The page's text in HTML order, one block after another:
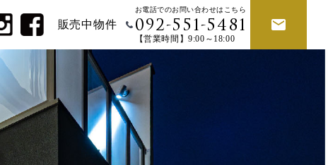
販売中物件
お電話でのお問い合わせはこちら
092-551-5481
【営業時間】9:00～18:00